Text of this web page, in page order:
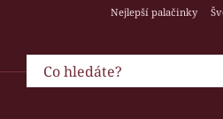
Nejlepší palačinky